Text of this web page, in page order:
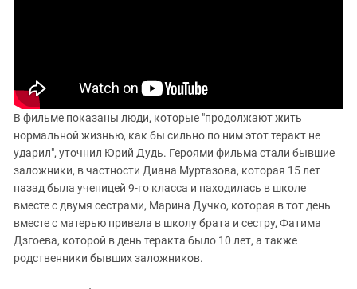
В фильме показаны люди, которые "продолжают жить
нормальной жизнью, как бы сильно по ним этот теракт не
ударил", уточнил Юрий Дудь. Героями фильма стали бывшие
заложники, в частности Диана Муртазова, которая 15 лет
назад была ученицей 9-го класса и находилась в школе
вместе с двумя сестрами, Марина Дучко, которая в тот день
вместе с матерью привела в школу брата и сестру, Фатима
Дзгоева, которой в день теракта было 10 лет, а также
родственники бывших заложников.